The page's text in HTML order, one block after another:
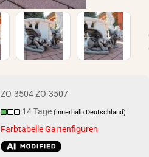
ZO-3504 ZO-3507
14 Tage(innerhalb Deutschland)
Farbtabelle Gartenfiguren